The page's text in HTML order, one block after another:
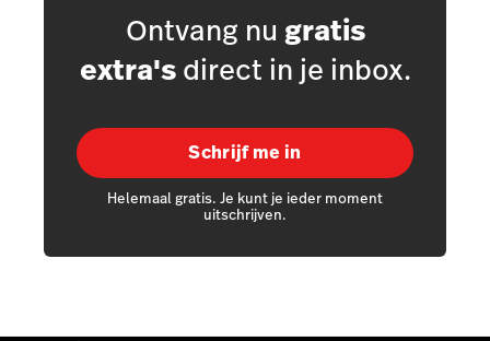
Ontvang nu gratis
extra'sdirect in je inbox.
Schrijf me in
Helemaal gratis. Je kunt je ieder moment
uitschrijven.